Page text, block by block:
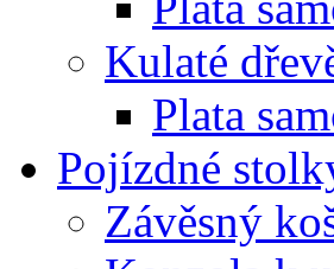
Kulaté
Plata
Pojízdné
Závěsný